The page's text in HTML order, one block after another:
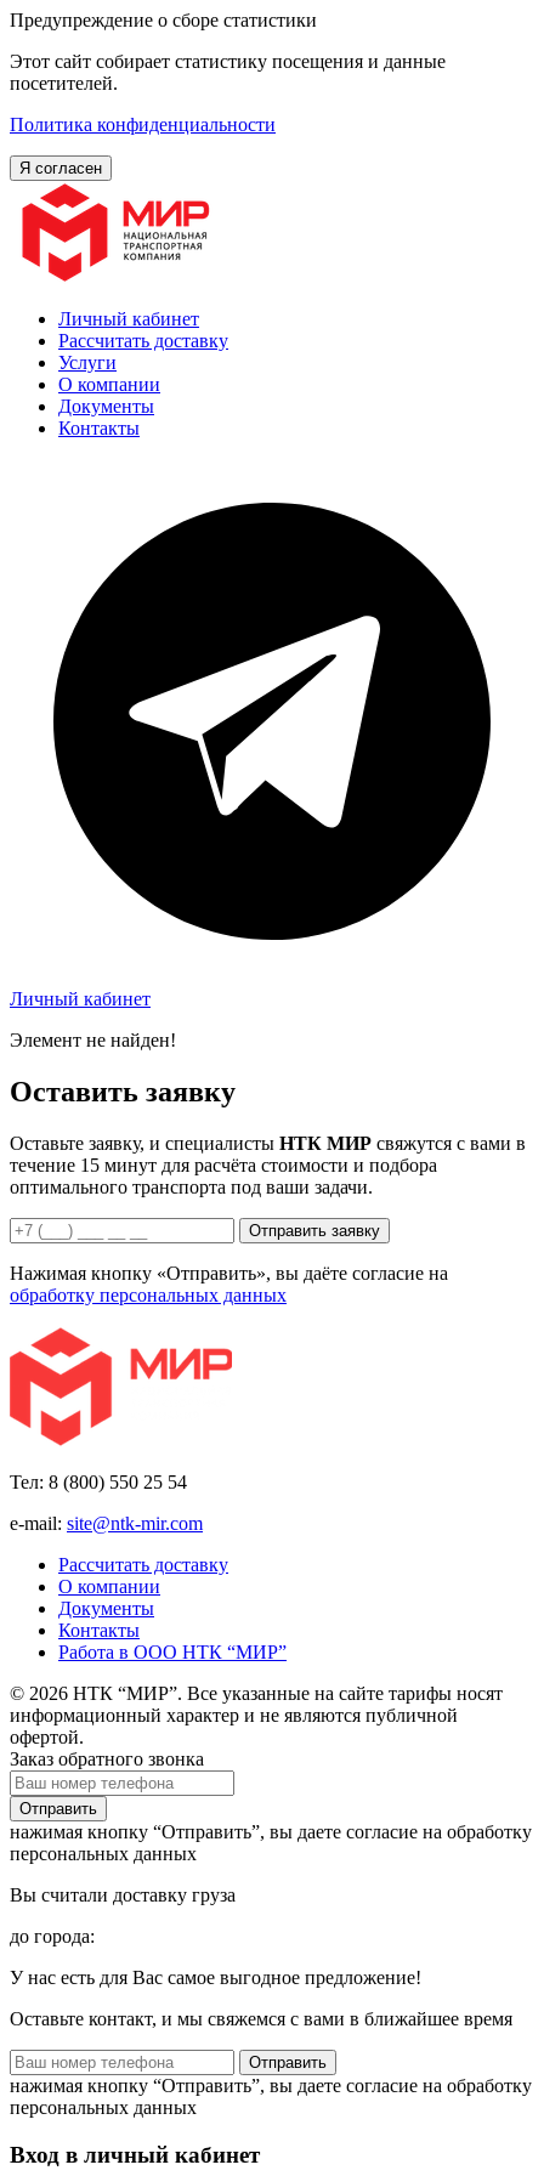
Предупреждение о сборе статистики
Этот сайт собирает статистику посещения и данные
посетителей.
Политика конфиденциальности
Я согласен
Личный кабинет
Рассчитать доставку
Услуги
О компании
Документы
Контакты
Личный кабинет
Элемент не найден!
Оставить заявку
Оставьте заявку, и специалисты НТК МИР свяжутся с вами в
течение 15 минут для расчёта стоимости и подбора
оптимального транспорта под ваши задачи.
Отправить заявку
Нажимая кнопку «Отправить», вы даёте согласие на
обработку персональных данных
Тел: 8 (800) 550 25 54
e-mail: site@ntk-mir.com
Рассчитать доставку
О компании
Документы
Контакты
Работа в ООО НТК “МИР”
© 2026 НТК “МИР”. Все указанные на сайте тарифы носят
информационный характер и не являются публичной
офертой.
Заказ обратного звонка
нажимая кнопку “Отправить”, вы даете согласие на обработку
персональных данных
Вы считали доставку груза
до города:
У нас есть для Вас самое выгодное предложение!
Оставьте контакт, и мы свяжемся с вами в ближайшее время
нажимая кнопку “Отправить”, вы даете согласие на обработку
персональных данных
Вход в личный кабинет